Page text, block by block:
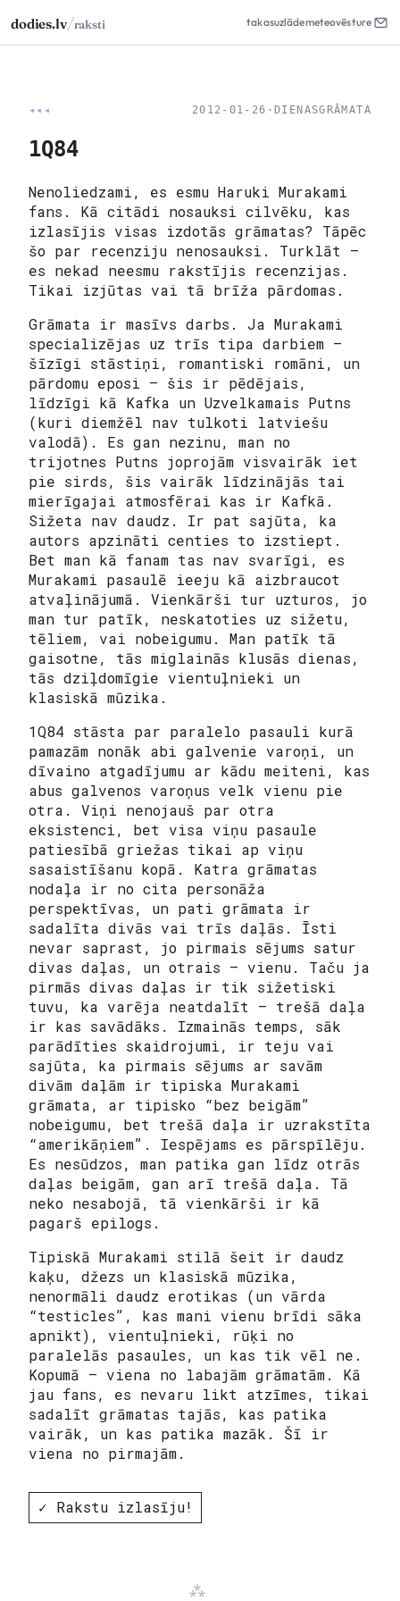
dodies.lv/raksti takasuzlādemeteovēsture
◂◂◂ 2012-01-26 · DIENASGRĀMATA
1Q84
Nenoliedzami, es esmu Haruki Murakami
fans. Kā citādi nosauksi cilvēku, kas
izlasījis visas izdotās grāmatas? Tāpēc
šo par recenziju nenosauksi. Turklāt –
es nekad neesmu rakstījis recenzijas.
Tikai izjūtas vai tā brīža pārdomas.
Grāmata ir masīvs darbs. Ja Murakami
specializējas uz trīs tipa darbiem –
šīzīgi stāstiņi, romantiski romāni, un
pārdomu eposi – šis ir pēdējais,
līdzīgi kā Kafka un Uzvelkamais Putns
(kuri diemžēl nav tulkoti latviešu
valodā). Es gan nezinu, man no
trijotnes Putns joprojām visvairāk iet
pie sirds, šis vairāk līdzinājās tai
mierīgajai atmosfērai kas ir Kafkā.
Sižeta nav daudz. Ir pat sajūta, ka
autors apzināti centies to izstiept.
Bet man kā fanam tas nav svarīgi, es
Murakami pasaulē ieeju kā aizbraucot
atvaļinājumā. Vienkārši tur uzturos, jo
man tur patīk, neskatoties uz sižetu,
tēliem, vai nobeigumu. Man patīk tā
gaisotne, tās miglainās klusās dienas,
tās dziļdomīgie vientuļnieki un
klasiskā mūzika.
1Q84 stāsta par paralelo pasauli kurā
pamazām nonāk abi galvenie varoņi, un
dīvaino atgadījumu ar kādu meiteni, kas
abus galvenos varoņus velk vienu pie
otra. Viņi nenojauš par otra
eksistenci, bet visa viņu pasaule
patiesībā griežas tikai ap viņu
sasaistīšanu kopā. Katra grāmatas
nodaļa ir no cita personāža
perspektīvas, un pati grāmata ir
sadalīta divās vai trīs daļās. Īsti
nevar saprast, jo pirmais sējums satur
divas daļas, un otrais – vienu. Taču ja
pirmās divas daļas ir tik sižetiski
tuvu, ka varēja neatdalīt – trešā daļa
ir kas savādāks. Izmainās temps, sāk
parādīties skaidrojumi, ir teju vai
sajūta, ka pirmais sējums ar savām
divām daļām ir tipiska Murakami
grāmata, ar tipisko “bez beigām”
nobeigumu, bet trešā daļa ir uzrakstīta
“amerikāņiem”. Iespējams es pārspīlēju.
Es nesūdzos, man patika gan līdz otrās
daļas beigām, gan arī trešā daļa. Tā
neko nesabojā, tā vienkārši ir kā
pagarš epilogs.
Tipiskā Murakami stilā šeit ir daudz
kaķu, džezs un klasiskā mūzika,
nenormāli daudz erotikas (un vārda
“testicles”, kas mani vienu brīdi sāka
apnikt), vientuļnieki, rūķi no
paralelās pasaules, un kas tik vēl ne.
Kopumā – viena no labajām grāmatām. Kā
jau fans, es nevaru likt atzīmes, tikai
sadalīt grāmatas tajās, kas patika
vairāk, un kas patika mazāk. Šī ir
viena no pirmajām.
✓ Rakstu izlasīju!